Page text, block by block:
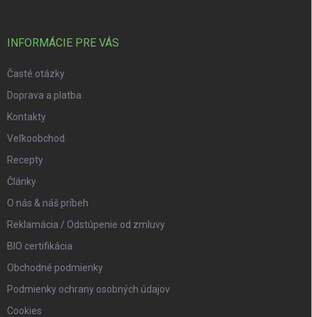
INFORMÁCIE PRE VÁS
Časté otázky
Doprava a platba
Kontakty
Veľkoobchod
Recepty
Články
O nás & náš príbeh
Reklamácia / Odstúpenie od zmluvy
BIO certifikácia
Obchodné podmienky
Podmienky ochrany osobných údajov
Cookies